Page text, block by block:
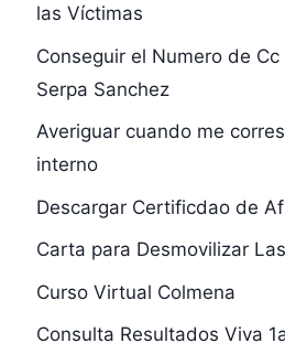
las Víctimas
Conseguir el Numero de
Serpa Sanchez
Averiguar cuando me
interno
Descargar Certificdao de
Carta para Desmovilizar
Curso Virtual Colmena
Consulta Resultados Viva